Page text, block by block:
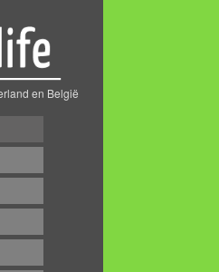
en België